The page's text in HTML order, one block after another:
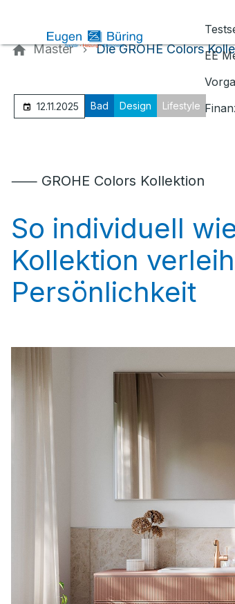
EE
Master Die GROHE Colors
12.11.2025 Bad Design Lifestyle
⸺ GROHE Colors Kollektion
So individuell
Kollektion
Persönlichkeit